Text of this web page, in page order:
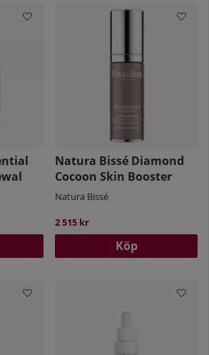
Natura Bissé Diamond
Cocoon Skin Booster
Natura Bissé
2 515 kr
Köp